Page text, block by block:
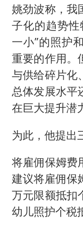
姚劲波称，我
子化的趋势
一小”的照护
重要的作用。
与供给碎片化
总体发展水平
在巨大提升潜
为此，他提出
将雇佣保姆费
建议将雇佣保
万元限额抵扣
幼儿照护个税